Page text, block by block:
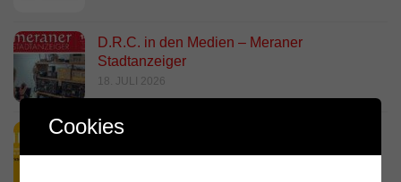
D.R.C. in den Medien – Meraner
Stadtanzeiger
18. JULI 2026
HamRadio Friedrichshafen 2026
11. JULI 2026
Cookies